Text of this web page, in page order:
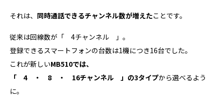
それは、 同時通話できるチャンネル数が増えたことです。
従来は回線数が「 4チャンネル 」。
登録できるスマートフォンの台数は1機につき16台でした。
これが新しいMB510では、
「 4 ・ 8 ・ 16チャンネル 」の3タイプから選べるよう
に。